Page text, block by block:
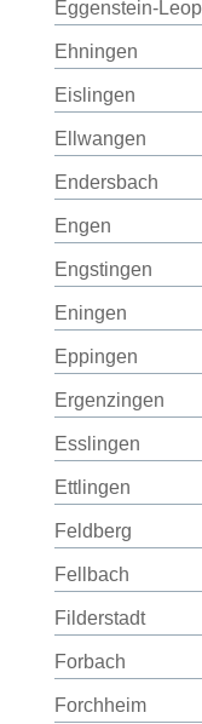
Eggenstein-
Ehningen
Eislingen
Ellwangen
Endersbach
Engen
Engstingen
Eningen
Eppingen
Ergenzingen
Esslingen
Ettlingen
Feldberg
Fellbach
Filderstadt
Forbach
Forchheim